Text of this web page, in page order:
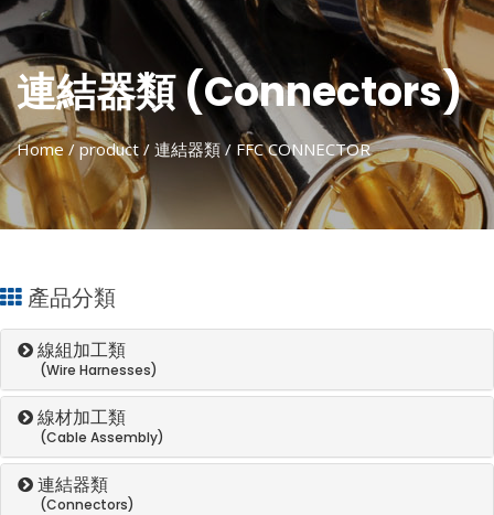
連結器類 (Connectors)
Home/ product / 連結器類/ FFC CONNECTOR
產品分類
線組加工類
(Wire Harnesses)
線材加工類
(Cable Assembly)
連結器類
(Connectors)